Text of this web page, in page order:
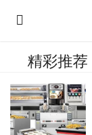
精彩推荐